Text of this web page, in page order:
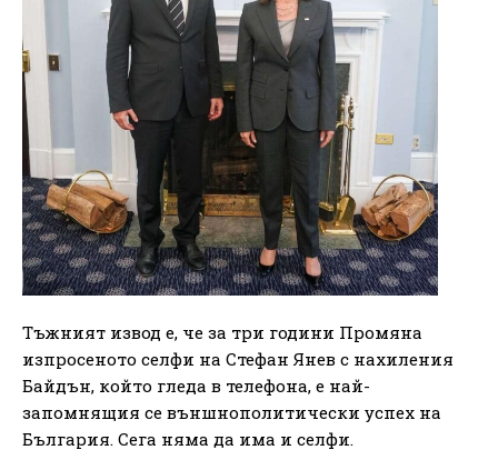
Тъжният извод е, че за три години Промяна
изпросеното селфи на Стефан Янев с нахиления
Байдън, който гледа в телефона, е най-
запомнящия се външнополитически успех на
България. Сега няма да има и селфи.